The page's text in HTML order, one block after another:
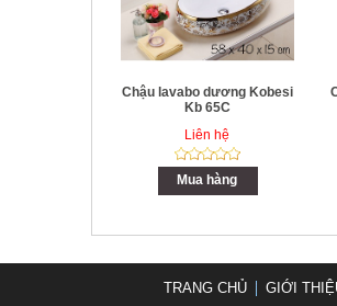
Chậu lavabo dương Kobesi
Kb 65C
Liên hệ
Mua hàng
TRANG CHỦ GIỚI